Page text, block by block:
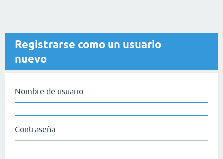
Registrarse como un usuario
nuevo
Nombre de usuario:
Contraseña: